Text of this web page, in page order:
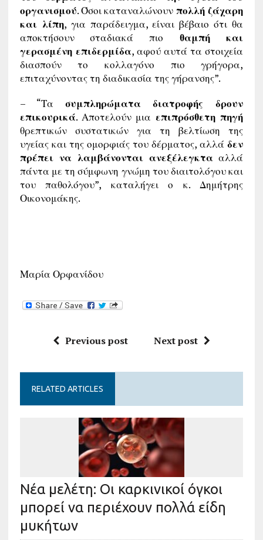
οργανισμού. Όσοι καταναλώνουν πολλή ζάχαρη
και λίπη, για παράδειγμα, είναι βέβαιο ότι θα
αποκτήσουν σταδιακά πιο θαμπή και
γερασμένη επιδερμίδα, αφού αυτά τα στοιχεία
διασπούν το κολλαγόνο πιο γρήγορα,
επιταχύνοντας τη διαδικασία της γήρανσης”.
– “Τα συμπληρώματα διατροφής δρουν
επικουρικά. Αποτελούν μια επιπρόσθετη πηγή
θρεπτικών συστατικών για τη βελτίωση της
υγείας και της ομορφιάς του δέρματος, αλλάδεν
πρέπει να λαμβάνονται ανεξέλεγκτα αλλά
πάντα με τη σύμφωνη γνώμη του διαιτολόγου και
του παθολόγου”, καταλήγει ο κ. Δημήτρης
Οικονομάκης.
Μαρία Ορφανίδου
Previous post Next post
RELATED ARTICLES
Νέα μελέτη: Οι καρκινικοί όγκοι
μπορεί να περιέχουν πολλά είδη
μυκήτων